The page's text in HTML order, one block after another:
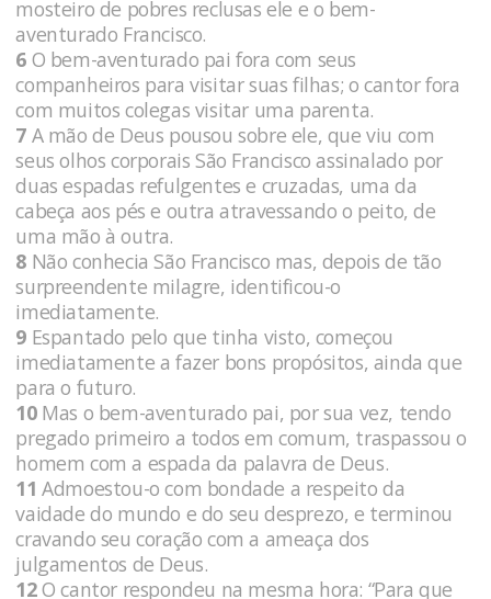
mosteiro de pobres reclusas ele e o bem-
aventurado Francisco.
6 O bem-aventurado pai fora com seus
companheiros para visitar suas filhas; o cantor fora
com muitos colegas visitar uma parenta.
7 A mão de Deus pousou sobre ele, que viu com
seus olhos corporais São Francisco assinalado por
duas espadas refulgentes e cruzadas, uma da
cabeça aos pés e outra atravessando o peito, de
uma mão à outra.
8 Não conhecia São Francisco mas, depois de tão
surpreendente milagre, identificou-o
imediatamente.
9 Espantado pelo que tinha visto, começou
imediatamente a fazer bons propósitos, ainda que
para o futuro.
10Mas o bem-aventurado pai, por sua vez, tendo
pregado primeiro a todos em comum, traspassou o
homem com a espada da palavra de Deus.
11 Admoestou-o com bondade a respeito da
vaidade do mundo e do seu desprezo, e terminou
cravando seu coração com a ameaça dos
julgamentos de Deus.
12O cantor respondeu na mesma hora: “Para que